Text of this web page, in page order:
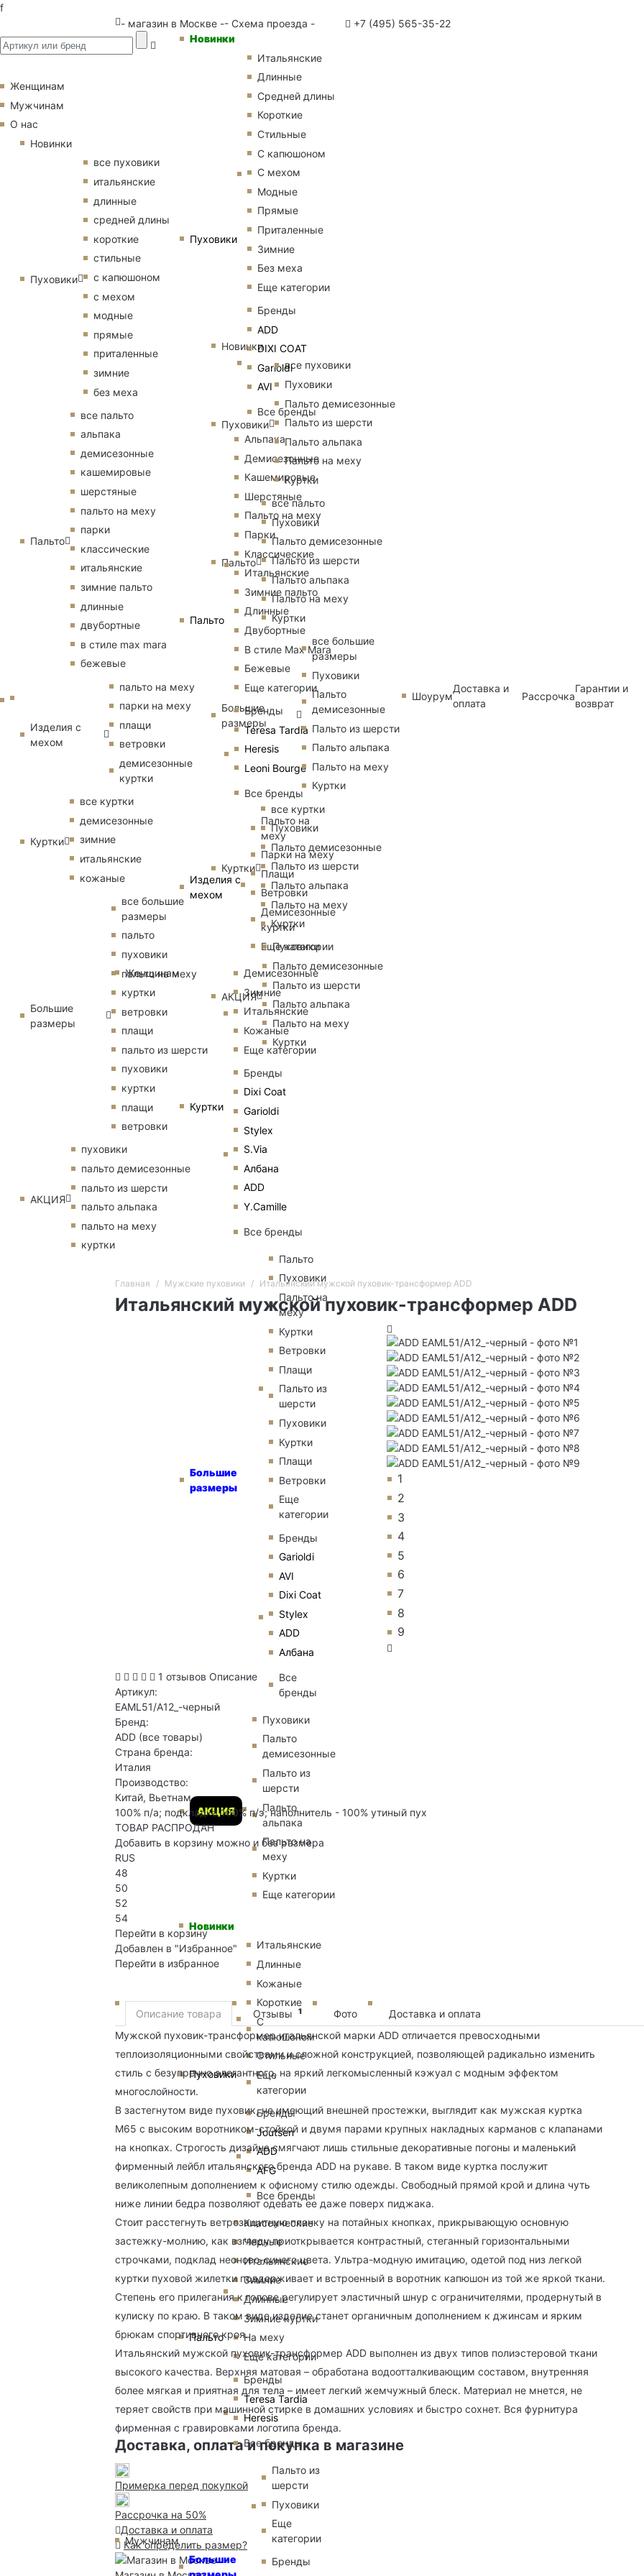
f
- магазин в Москве -- Схема проезда - +7 (495) 565-35-22
Женщинам
Новинки
Пуховики
Итальянские
Длинные
Средней длины
Короткие
Стильные
С капюшоном
С мехом
Модные
Прямые
Приталенные
Зимние
Без меха
Еще категории
Бренды
ADD
DIXI COAT
Garioldi
AVI
Все бренды
Пальто
Альпака
Демисезонные
Кашемировые
Шерстяные
Пальто на меху
Парки
Классические
Итальянские
Зимние пальто
Длинные
Двубортные
В стиле Max Mara
Бежевые
Еще категории
Бренды
Teresa Tardia
Heresis
Leoni Bourge
Все бренды
Изделия с
мехом
Пальто на
меху
Парки на меху
Плащи
Ветровки
Демисезонные
куртки
Еще категории
Куртки
Демисезонные
Зимние
Итальянские
Кожаные
Еще категории
Бренды
Dixi Coat
Garioldi
Stylex
S.Via
Албана
ADD
Y.Camille
Все бренды
Большие
размеры
Пальто
Пуховики
Пальто на
меху
Куртки
Ветровки
Плащи
Пальто из
шерсти
Пуховики
Куртки
Плащи
Ветровки
Еще
категории
Бренды
Garioldi
AVI
Dixi Coat
Stylex
ADD
Албана
Все
бренды
АКЦИЯ
Пуховики
Пальто
демисезонные
Пальто из
шерсти
Пальто
альпака
Пальто на
меху
Куртки
Еще категории
Мужчинам
Новинки
Пуховики
Итальянские
Длинные
Кожаные
Короткие
С
капюшоном
Стильные
Еще
категории
Бренды
Joutsen
ADD
AFG
Все бренды
Пальто
Классические
Черные
Итальянские
Зимние
Длинные
Зимние куртки
На меху
Еще категории
Бренды
Teresa Tardia
Heresis
Все бренды
Большие
Пальто из
шерсти
Пуховики
Еще
категории
Бренды
Женщинам
Мужчинам
О нас
Новинки
Пуховики
все пуховики
итальянские
длинные
средней длины
короткие
стильные
с капюшоном
с мехом
модные
прямые
приталенные
зимние
без меха
Пальто
все пальто
альпака
демисезонные
кашемировые
шерстяные
пальто на меху
парки
классические
итальянские
зимние пальто
длинные
двубортные
в стиле max mara
бежевые
Изделия с
мехом
пальто на меху
парки на меху
плащи
ветровки
демисезонные
куртки
Куртки
все куртки
демисезонные
зимние
итальянские
кожаные
Большие
размеры
все большие
размеры
пальто
пуховики
пальто на меху
куртки
ветровки
плащи
пальто из шерсти
пуховики
куртки
плащи
ветровки
АКЦИЯ
пуховики
пальто демисезонные
пальто из шерсти
пальто альпака
пальто на меху
куртки
Новинки
Пуховики
все пуховики
Пуховики
Пальто демисезонные
Пальто из шерсти
Пальто альпака
Пальто на меху
Куртки
Пальто
все пальто
Пуховики
Пальто демисезонные
Пальто из шерсти
Пальто альпака
Пальто на меху
Куртки
Большие
размеры
все большие
размеры
Пуховики
Пальто
демисезонные
Пальто из шерсти
Пальто альпака
Пальто на меху
Куртки
Куртки
все куртки
Пуховики
Пальто демисезонные
Пальто из шерсти
Пальто альпака
Пальто на меху
Куртки
АКЦИЯ
Пуховики
Пальто демисезонные
Пальто из шерсти
Пальто альпака
Пальто на меху
Куртки
Шоурум
Доставка и
оплата
Рассрочка
Гарантии и
возврат
Главная Мужские пуховики Итальянский мужской пуховик-трансформер ADD
Итальянский мужской пуховик-трансформер ADD
1
2
3
4
5
6
7
8
9
1 отзывов Описание
Артикул:
EAML51/A12_-черный
Бренд:
ADD (все товары)
Страна бренда:
Италия
Производство:
Китай, Вьетнам
100% п/а; подкладка 100% п/э; наполнитель - 100% утиный пух
ТОВАР РАСПРОДАН
Добавить в корзину можно и без размера
RUS
48
50
52
54
Перейти в корзину
Добавлен в "Избранное"
Перейти в избранное
Описание товара Отзывы 1 Фото
Доставка и оплата
Мужской пуховик-трансформер итальянской марки ADD отличается превосходными
теплоизоляционными свойствами и сложной конструкцией, позволяющей радикально изменить
стиль с безупречно элегантного, на яркий легкомысленный кэжуал с модным эффектом
многослойности.
В застегнутом виде пуховик, не имеющий внешней простежки, выглядит как мужская куртка
М65 с высоким воротником-стойкой и двумя парами крупных накладных карманов с клапанами
на кнопках. Строгость дизайна смягчают лишь стильные декоративные погоны и маленький
фирменный лейбл итальянского бренда ADD на рукаве. В таком виде куртка послужит
великолепным дополнением к офисному стилю одежды. Свободный прямой крой и длина чуть
ниже линии бедра позволяют одевать ее даже поверх пиджака.
Стоит расстегнуть ветрозащитную планку на потайных кнопках, прикрывающую основную
застежку-молнию, как взгляду приоткрывается контрастный, стеганный горизонтальными
строчками, подклад неоново-синего цвета. Ультра-модную имитацию, одетой под низ легкой
куртки пуховой жилетки поддерживает и встроенный в воротник капюшон из той же яркой ткани.
Степень его прилегания к голове регулирует эластичный шнур с ограничителями, продернутый в
кулиску по краю. В таком виде изделие станет органичным дополнением к джинсам и ярким
брюкам спортивного кроя.
Итальянский мужской пуховик-трансформер ADD выполнен из двух типов полиэстеровой ткани
высокого качества. Верхняя матовая – обработана водоотталкивающим составом, внутренняя
более мягкая и приятная для тела – имеет легкий жемчужный блеск. Материал не мнется, не
теряет свойств при машинной стирке в домашних условиях и быстро сохнет. Вся фурнитура
фирменная с гравировками логотипа бренда.
Доставка, оплата и покупка в магазине
Примерка перед покупкой
Рассрочка на 50%
Доставка и оплата
Как определить размер?